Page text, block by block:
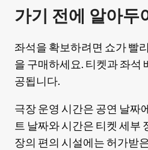
가기 전에 알아두
좌석을 확보하려면 쇼가 빨
을 구매하세요. 티켓과 좌석
공됩니다.
극장 운영 시간은 공연 날짜
트 날짜와 시간은 티켓 세부
장의 편의 시설에는 허가받